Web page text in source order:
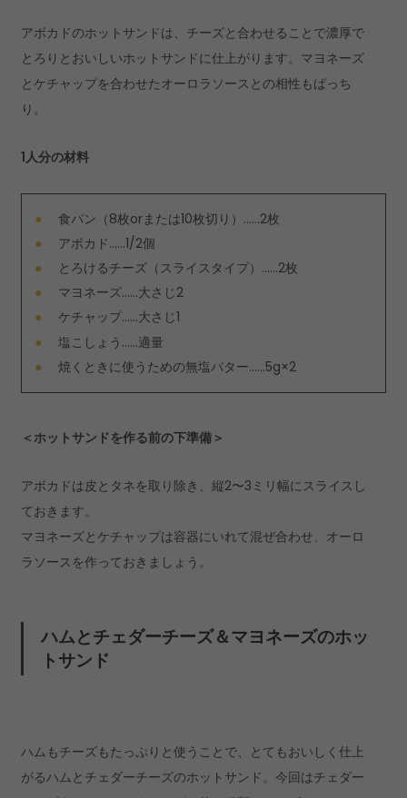
アボカドのホットサンドは、チーズと合わせることで濃厚で
とろりとおいしいホットサンドに仕上がります。マヨネーズ
とケチャップを合わせたオーロラソースとの相性もばっち
り。
1人分の材料
食パン（8枚orまたは10枚切り）……2枚
アボカド……1/2個
とろけるチーズ（スライスタイプ）……2枚
マヨネーズ……大さじ2
ケチャップ……大さじ1
塩こしょう……適量
焼くときに使うための無塩バター……5g×2
＜ホットサンドを作る前の下準備＞
アボカドは皮とタネを取り除き、縦2〜3ミリ幅にスライスし
ておきます。
マヨネーズとケチャップは容器にいれて混ぜ合わせ、オーロ
ラソースを作っておきましょう。
ハムとチェダーチーズ＆マヨネーズのホッ
トサンド
ハムもチーズもたっぷりと使うことで、とてもおいしく仕上
がるハムとチェダーチーズのホットサンド。今回はチェダー